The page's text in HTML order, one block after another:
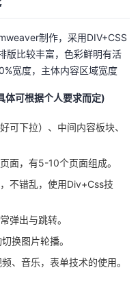
制作，采用DIV+CSS
版比较丰富，色彩鲜明有活
宽度，主体内容区域宽度
体可根据个人要求而定)
可下拉）、中间内容板块、
面，有5-10个页面组成。
不错乱，使用Div+Css技
弹出与跳转。
换图片轮播。
、音乐，表单技术的使用。